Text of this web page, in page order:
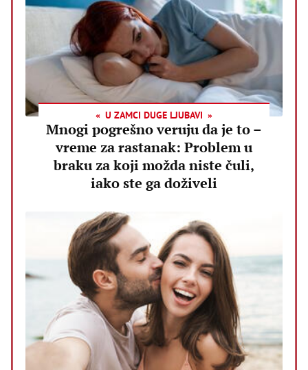
U ZAMCI DUGE LJUBAVI
Mnogi pogrešno veruju da je to –
vreme za rastanak: Problem u
braku za koji možda niste čuli,
iako ste ga doživeli